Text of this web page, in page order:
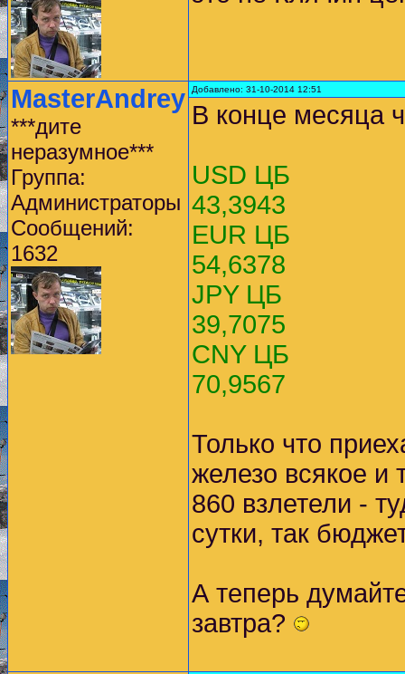
MasterAndrey
***дите
неразумное***
Группа:
Администраторы
Сообщений:
1632
Добавлено: 31-10-2014 12:51
В конце месяца
USD ЦБ
43,3943
EUR ЦБ
54,6378
JPY ЦБ
39,7075
CNY ЦБ
70,9567
Только что
железо всякое и
860 взлетели -
сутки, так
А теперь
завтра?